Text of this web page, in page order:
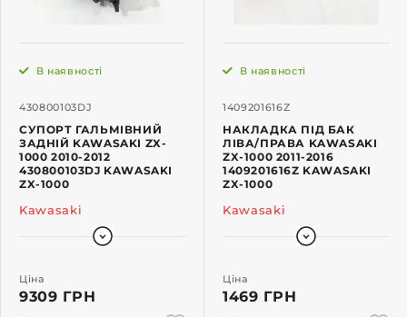
430800103DJ
В наявності
СУПОРТ ГАЛЬМІВНИЙ
ЗАДНІЙ KAWASAKI ZX-
1000 2010-2012
430800103DJ KAWASAKI
ZX-1000
Kawasaki
Ціна
9309 ГРН
1409201616Z
В наявності
НАКЛАДКА ПІД БАК
ЛІВА/ПРАВА KAWASAKI
ZX-1000 2011-2016
1409201616Z KAWASAKI
ZX-1000
Kawasaki
Ціна
1469 ГРН